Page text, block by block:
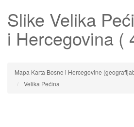
Slike Velika
i Hercegovina (
Mapa Karta Bosne i Hercegovine
Velika Pećina